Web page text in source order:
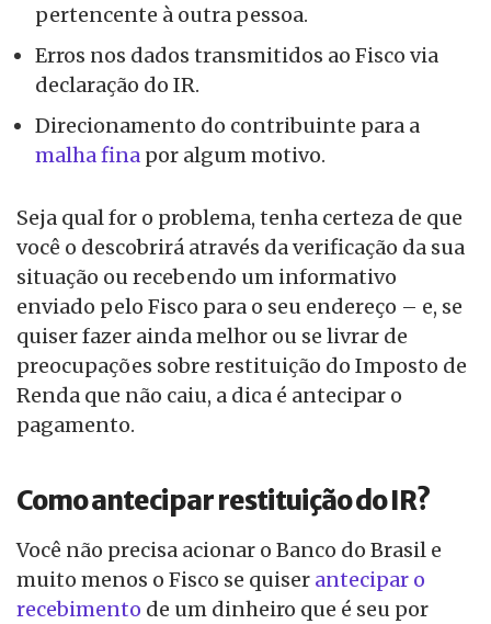
pertencente à outra pessoa.
Erros nos dados transmitidos ao Fisco via
declaração do IR.
Direcionamento do contribuinte para a
malha fina por algum motivo.
Seja qual for o problema, tenha certeza de que
você o descobrirá através da verificação da sua
situação ou recebendo um informativo
enviado pelo Fisco para o seu endereço – e, se
quiser fazer ainda melhor ou se livrar de
preocupações sobre restituição do Imposto de
Renda que não caiu, a dica é antecipar o
pagamento.
Como antecipar restituição do IR?
Você não precisa acionar o Banco do Brasil e
muito menos o Fisco se quiser antecipar o
recebimento de um dinheiro que é seu por